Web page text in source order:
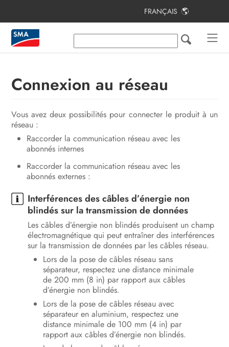
FRANÇAIS
Connexion au réseau
Vous avez deux possibilités pour connecter le produit à un
réseau :
Raccorder la communication réseau avec les
abonnés internes
Raccorder la communication réseau avec les
abonnés externes :
Interférences des câbles d’énergie non
blindés sur la transmission de données
Les câbles d’énergie non blindés produisent un champ
électromagnétique qui peut entraîner des interférences
sur la transmission de données par les câbles réseau.
Lors de la pose de câbles réseau sans
séparateur, respectez une distance minimale
de 200 mm (8 in) par rapport aux câbles
d’énergie non blindés.
Lors de la pose de câbles réseau avec
séparateur en aluminium, respectez une
distance minimale de 100 mm (4 in) par
rapport aux câbles d’énergie non blindés.
Table des matières
Remarques relatives à ce document
Contenu de la livraison
Vue d’ensemble des produits
Montage
Raccordement
Mise en service
Utilisation
Recherche d’erreurs
Mise hors service du produit
Caractéristiques techniques
Accessoires
Contact
Déclaration de conformité UE